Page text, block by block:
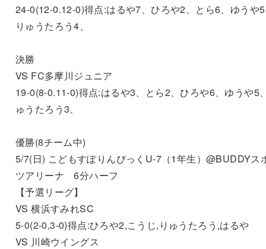
24-0(12-0.12-0)得点:はるや7、ひろや2、とら6、ゆうや
りゅうたろう4、
決勝
VS FC多摩川ジュニア
19-0(8-0.11-0)得点:はるや3、とら2、ひろや6、ゆうや5
ゅうたろう3、
優勝(8チーム中)
5/7(日) こどもすぽりんぴっくU-7（1年生）@BUDDYス
ツアリーナ 6分ハーフ
【予選リーグ】
VS 横浜すみれSC
5-0(2-0,3-0)得点:ひろや2,こうじ,りゅうたろう,はるや
VS 川崎ウイングス